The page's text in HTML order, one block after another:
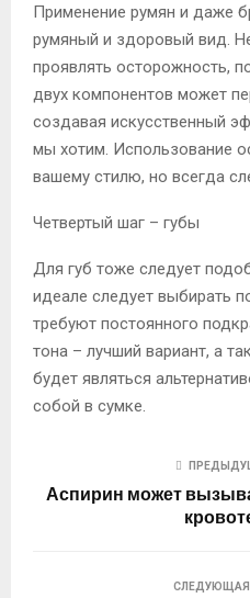
Применение румян и даже
румяный и здоровый вид.
проявлять осторожность,
двух компонентов может
создавая искусственный
мы хотим. Использование
вашему стилю, но всегда
Четвертый шаг – губы
Для губ тоже следует
идеале следует выбирать
требуют постоянного
тона – лучший вариант, а
будет являться
собой в сумке.
Аспирин может
СЛЕДУЮЩАЯ